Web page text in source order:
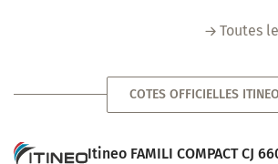
Toutes
COTES OFFICIELLES ITINEO
Itineo FAMILI COMPACT CJ